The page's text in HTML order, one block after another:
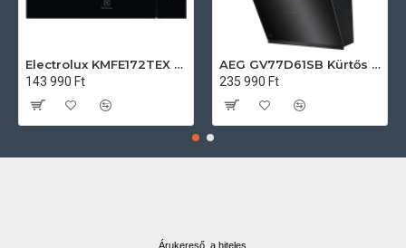
Electrolux KMFE172TEX Felsőszekrénybe építhető mikrohullámú sütő
143 990 Ft
AEG GV77D61SB Kürtős páraelszívó
235 990 Ft
Árukereső, a hiteles